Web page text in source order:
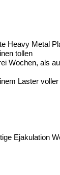
Heavy Metal
tollen
Wochen, als
Laster voller
Ejakulation